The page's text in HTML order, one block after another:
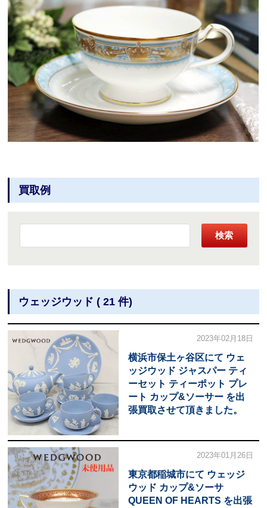
買取例
検索
ウェッジウッド ( 21 件)
2023年02月18日
横浜市保土ヶ谷区にて ウェ
ッジウッド ジャスパー ティ
ーセット ティーポット プレ
ート カップ&ソーサー を出
張買取させて頂きました。
2023年01月26日
東京都稲城市にて ウェッジ
ウッド カップ&ソーサ
QUEEN OF HEARTS を出張